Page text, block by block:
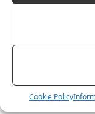
Cookie Policy
DOT Horeca
usa e getta
birra cocktail